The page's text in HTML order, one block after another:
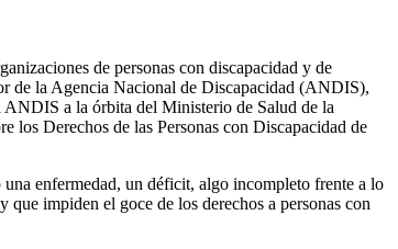
de personas con discapacidad y de
de la Agencia Nacional de Discapacidad (ANDIS),
ANDIS a la órbita del Ministerio de Salud de la
los Derechos de las Personas con Discapacidad de
enfermedad, un déficit, algo incompleto frente a lo
impiden el goce de los derechos a personas con